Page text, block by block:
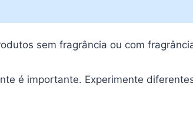
sem fragrância ou com
é importante. Experimente